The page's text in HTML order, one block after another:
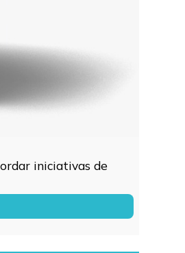
iniciativas de